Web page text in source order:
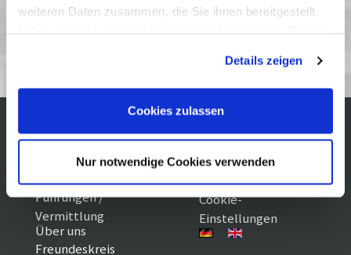
weiteren Daten zusammen, die Sie ihnen bereitgestellt
Cookies, wenn Sie unsere Webseite weiterhin nutzen.
Details zeigen
Cookies zulassen
Nur notwendige Cookies verwenden
Kontakt / Anfahrt
Öffnungszeiten /
Preise
Führungen /
Vermittlung
Über uns
Freundeskreis
Impressum
Sitemap
Datenschutz
Cookie-
Einstellungen